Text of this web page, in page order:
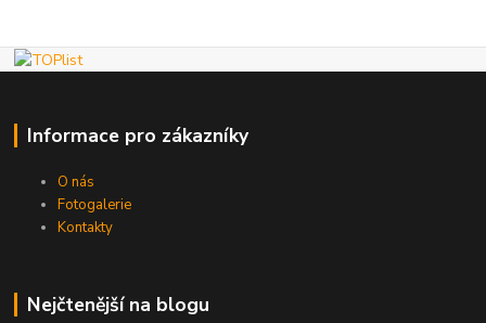
Informace pro zákazníky
O nás
Fotogalerie
Kontakty
Nejčtenější na blogu